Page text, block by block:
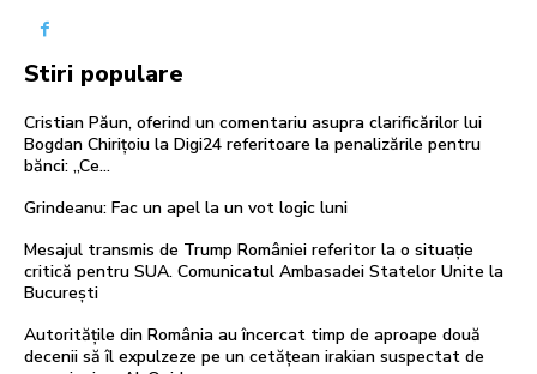
Stiri populare
Cristian Păun, oferind un comentariu asupra clarificărilor lui
Bogdan Chirițoiu la Digi24 referitoare la penalizările pentru
bănci: „Ce…
Grindeanu: Fac un apel la un vot logic luni
Mesajul transmis de Trump României referitor la o situație
critică pentru SUA. Comunicatul Ambasadei Statelor Unite la
București
Autoritățile din România au încercat timp de aproape două
decenii să îl expulzeze pe un cetățean irakian suspectat de